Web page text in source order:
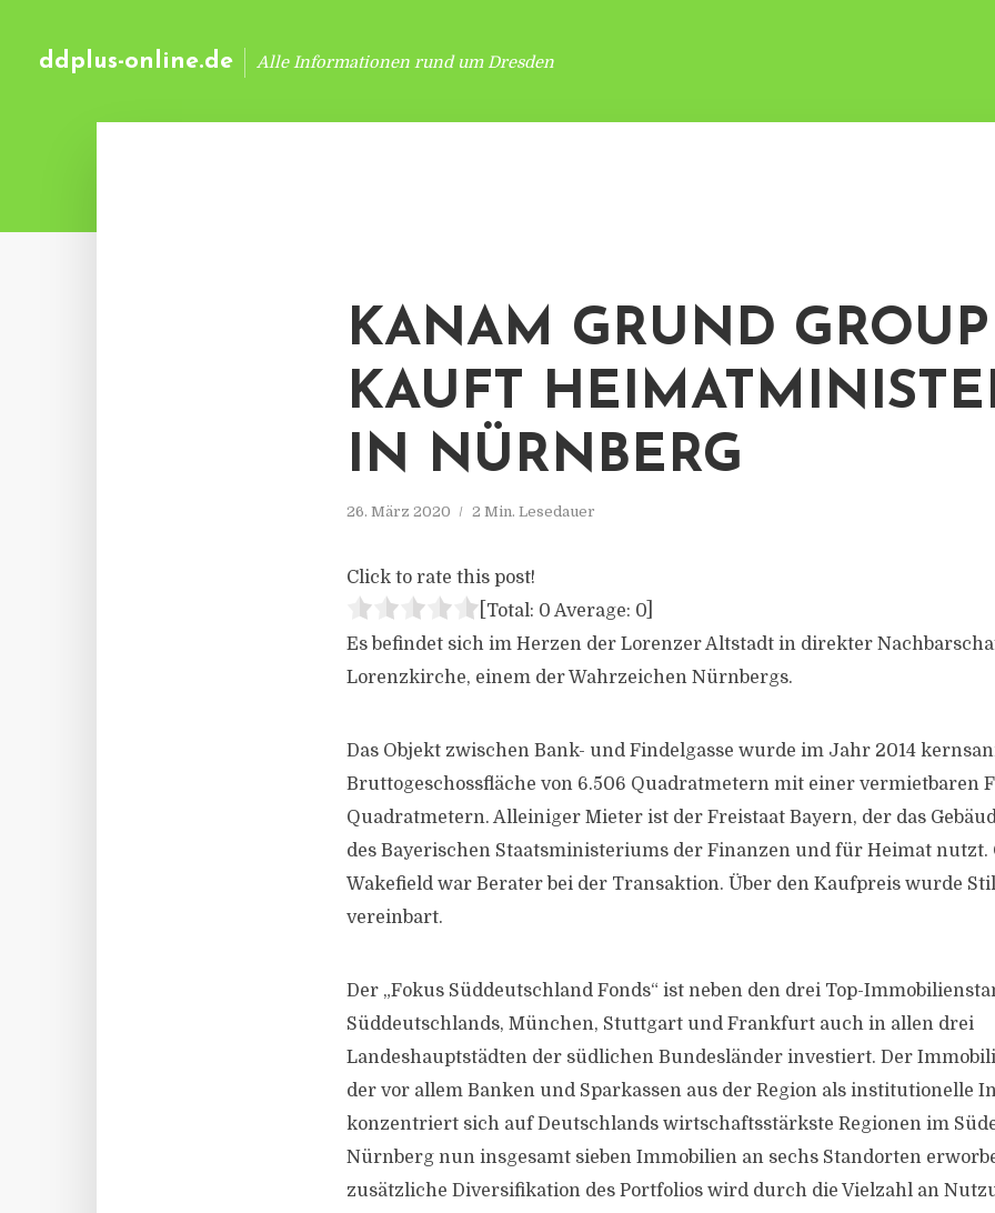
ddplus-online.de Alle Informationen rund um Dresden
KANAM GRUND GROUP
KAUFT
IN NÜRNBERG
26. März 2020 2 Min. Lesedauer
Click to rate this post!
[Total: 0 Average: 0
Es befindet sich im Herzen der Lorenzer Altstadt in direkter
Lorenzkirche, einem der Wahrzeichen Nürnbergs.
Das Objekt zwischen Bank- und Findelgasse wurde im Jahr 2014
Bruttogeschossfläche von 6.506 Quadratmetern mit einer vermietbaren
Quadratmetern. Alleiniger Mieter ist der Freistaat Bayern, der das
des Bayerischen Staatsministeriums der Finanzen und für Heimat nutzt.
Wakefield war Berater bei der Transaktion. Über den Kaufpreis wurde
vereinbart.
Der „Fokus Süddeutschland Fonds“ ist neben den drei Top-
Süddeutschlands, München, Stuttgart und Frankfurt auch in allen drei
Landeshauptstädten der südlichen Bundesländer investiert. Der
der vor allem Banken und Sparkassen aus der Region als institutionelle
konzentriert sich auf Deutschlands wirtschaftsstärkste Regionen im
Nürnberg nun insgesamt sieben Immobilien an sechs Standorten
zusätzliche Diversifikation des Portfolios wird durch die Vielzahl an